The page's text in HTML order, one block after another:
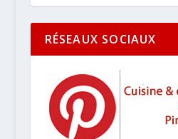
RÉSEAUX SOCIAUX